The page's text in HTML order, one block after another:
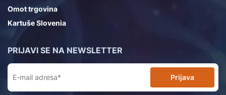
Omot trgovina
Kartuše Slovenia
PRIJAVI SE NA NEWSLETTER
Prijava